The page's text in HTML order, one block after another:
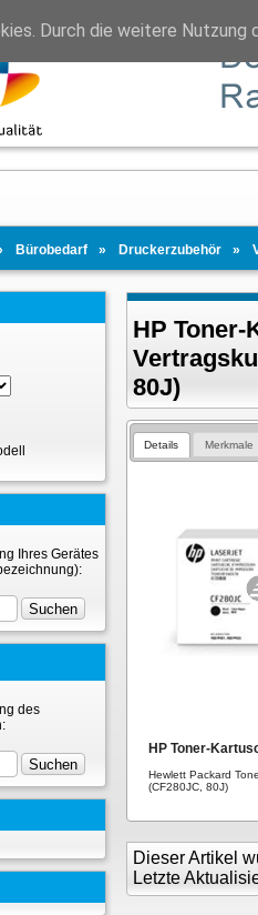
Bürobedarf Druckerzubehör
Ihres Gerätes
des
HP
80J)
Details Merkmale
HP Toner-
Hewlett Packard
(CF280JC, 80J)
Dieser Artikel
Letzte
Durch die weitere